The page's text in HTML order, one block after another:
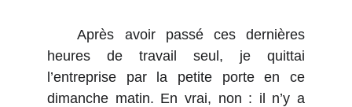
Après avoir passé ces dernières
heures de travail seul, je quittai
l’entreprise par la petite porte en ce
dimanche matin. En vrai, non : il n’y a